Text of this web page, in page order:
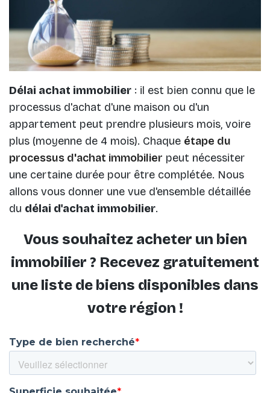
Délai achat immobilier : il est bien connu que le
processus d'achat d'une maison ou d'un
appartement peut prendre plusieurs mois, voire
plus (moyenne de 4 mois). Chaque étape du
processus d'achat immobilier peut nécessiter
une certaine durée pour être complétée. Nous
allons vous donner une vue d'ensemble détaillée
du délai d'achat immobilier.
Vous souhaitez acheter un bien
immobilier ? Recevez gratuitement
une liste de biens disponibles dans
votre région !